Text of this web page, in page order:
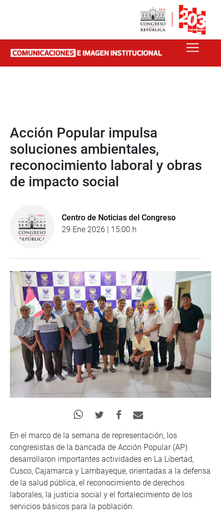
Acción Popular impulsa
soluciones ambientales,
reconocimiento laboral y obras
de impacto social
Centro de Noticias del Congreso
29 Ene 2026 | 15:00 h
En el marco de la semana de representación, los
congresistas de la bancada de Acción Popular (AP)
desarrollaron importantes actividades en La Libertad,
Cusco, Cajamarca y Lambayeque, orientadas a la defensa
de la salud pública, el reconocimiento de derechos
laborales, la justicia social y el fortalecimiento de los
servicios básicos para la población.